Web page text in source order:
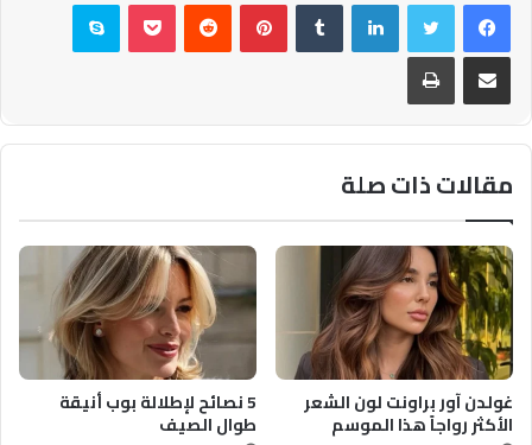
فيسبوكتويتر لينكدإن بينتيريست بوكيت سكايب
مشاركة عبر البريد طباعة
مقالات ذات صلة
غولدن آور براونت لون الشعر
الأكثر رواجاً هذا الموسم
5 نصائح لإطلالة بوب أنيقة
طوال الصيف